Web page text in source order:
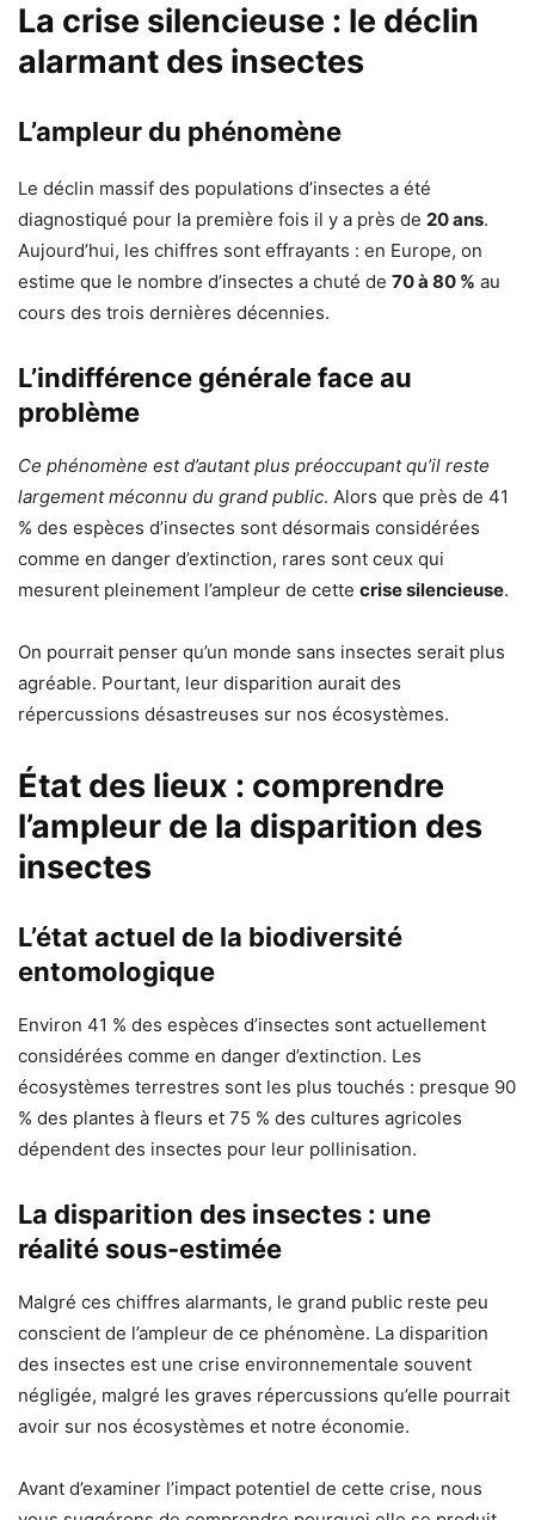
La crise silencieuse : le déclin
alarmant des insectes
L’ampleur du phénomène
Le déclin massif des populations d’insectes a été
diagnostiqué pour la première fois il y a près de 20 ans.
Aujourd’hui, les chiffres sont effrayants : en Europe, on
estime que le nombre d’insectes a chuté de 70 à 80 % au
cours des trois dernières décennies.
L’indifférence générale face au
problème
Ce phénomène est d’autant plus préoccupant qu’il reste
largement méconnu du grand public. Alors que près de 41
% des espèces d’insectes sont désormais considérées
comme en danger d’extinction, rares sont ceux qui
mesurent pleinement l’ampleur de cette crise silencieuse.
On pourrait penser qu’un monde sans insectes serait plus
agréable. Pourtant, leur disparition aurait des
répercussions désastreuses sur nos écosystèmes.
État des lieux : comprendre
l’ampleur de la disparition des
insectes
L’état actuel de la biodiversité
entomologique
Environ 41 % des espèces d’insectes sont actuellement
considérées comme en danger d’extinction. Les
écosystèmes terrestres sont les plus touchés : presque 90
% des plantes à fleurs et 75 % des cultures agricoles
dépendent des insectes pour leur pollinisation.
La disparition des insectes : une
réalité sous-estimée
Malgré ces chiffres alarmants, le grand public reste peu
conscient de l’ampleur de ce phénomène. La disparition
des insectes est une crise environnementale souvent
négligée, malgré les graves répercussions qu’elle pourrait
avoir sur nos écosystèmes et notre économie.
Avant d’examiner l’impact potentiel de cette crise, nous